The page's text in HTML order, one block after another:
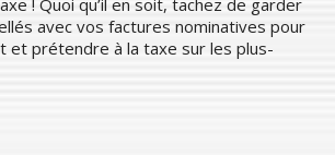
avec vos factures nominatives pour
et prétendre à la taxe sur les plus-